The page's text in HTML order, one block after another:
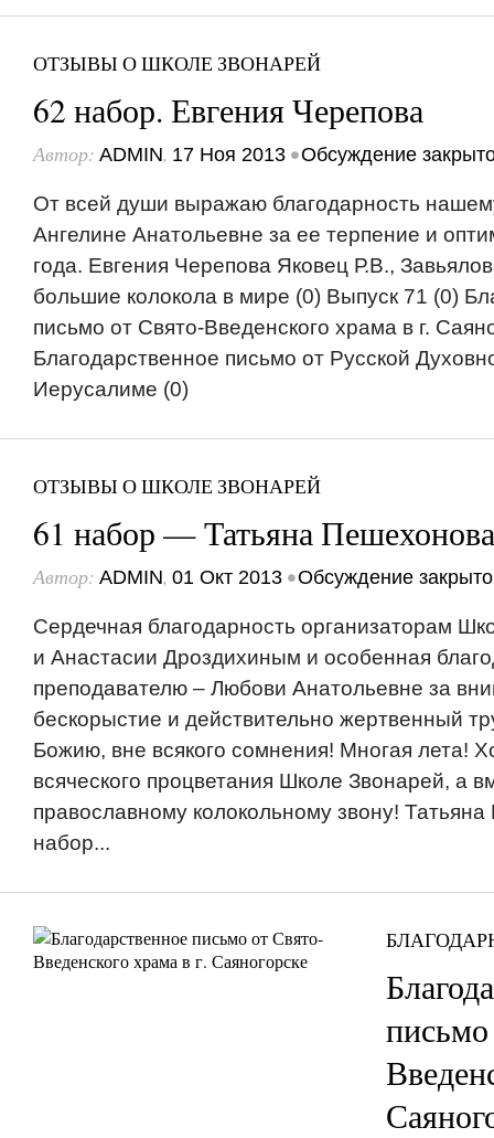
ОТЗЫВЫ О ШКОЛЕ ЗВОНАРЕЙ
62 набор. Евгения Черепова
Автор: ADMIN, 17 Ноя 2013 •Обсуждение
От всей души выражаю благодарность
Ангелине Анатольевне за ее терпение и
года. Евгения Черепова Яковец Р.В.,
большие колокола в мире (0) Выпуск 71 (0)
письмо от Свято-Введенского храма в г.
Благодарственное письмо от Русской
Иерусалиме (0)
ОТЗЫВЫ О ШКОЛЕ ЗВОНАРЕЙ
61 набор — Татьяна Пешехонова
Автор: ADMIN, 01 Окт 2013 •Обсуждение закрыто
Сердечная благодарность организаторам
и Анастасии Дроздихиным и особенная
преподавателю – Любови Анатольевне за
бескорыстие и действительно жертвенный
Божию, вне всякого сомнения! Многая лета!
всяческого процветания Школе Звонарей, а
православному колокольному звону!
набор...